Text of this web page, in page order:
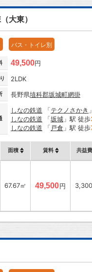
大東）
バス・トイレ別
49,500円
2LDK
長野県埴科郡坂城町網掛
しなの鉄道 「テクノさかき
しなの鉄道 「坂城 」駅 徒歩
しなの鉄道 「戸倉 」駅 徒歩
面積 賃料 共益費
67.67㎡ 49,500円